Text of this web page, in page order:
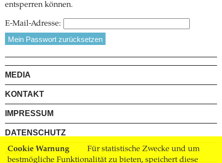
Cookie Warnung
Für statistische Zwecke und um
bestmögliche Funktionalität zu bieten, speichert diese
entsperren können.
E-Mail-Adresse:
MEDIA
KONTAKT
IMPRESSUM
DATENSCHUTZ
AGB